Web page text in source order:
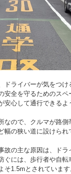
ドライバーが気をつけ
安全を守るためのス
安心して通行できる
なので、クルマが路
幅の狭い道に設けら
故の主な原因は、ド
ぐには、歩行者や自
そ1.5mとされています